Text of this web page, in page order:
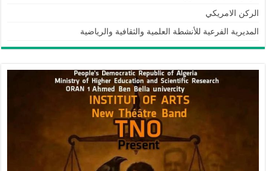
الركن الامريكي
المديرية الفرعية للأنشطة العلمية والثقافية والرياضية